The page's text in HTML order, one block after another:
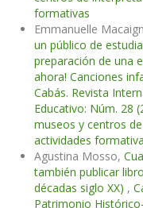
formativas
Emmanuelle
un público de
preparación de una
ahora! Canciones
Cabás. Revista
Educativo: Núm. 28
museos y centros
actividades
Agustina Mosso,
también publicar
décadas siglo XX) ,
Patrimonio